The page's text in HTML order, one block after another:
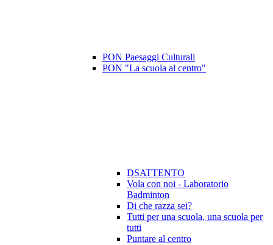
PON Paesaggi Culturali
PON "La scuola al centro"
DSATTENTO
Vola con noi - Laboratorio
Badminton
Di che razza sei?
Tutti per una scuola, una scuola per
tutti
Puntare al centro